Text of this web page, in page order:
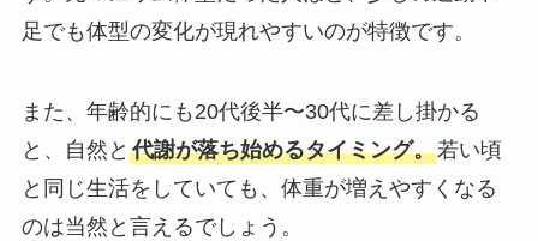
足でも体型の変化が現れやすいのが特徴です。
また、年齢的にも20代後半〜30代に差し掛かる
と、自然と 代謝が落ち始めるタイミング。若い頃
と同じ生活をしていても、体重が増えやすくなる
のは当然と言えるでしょう。